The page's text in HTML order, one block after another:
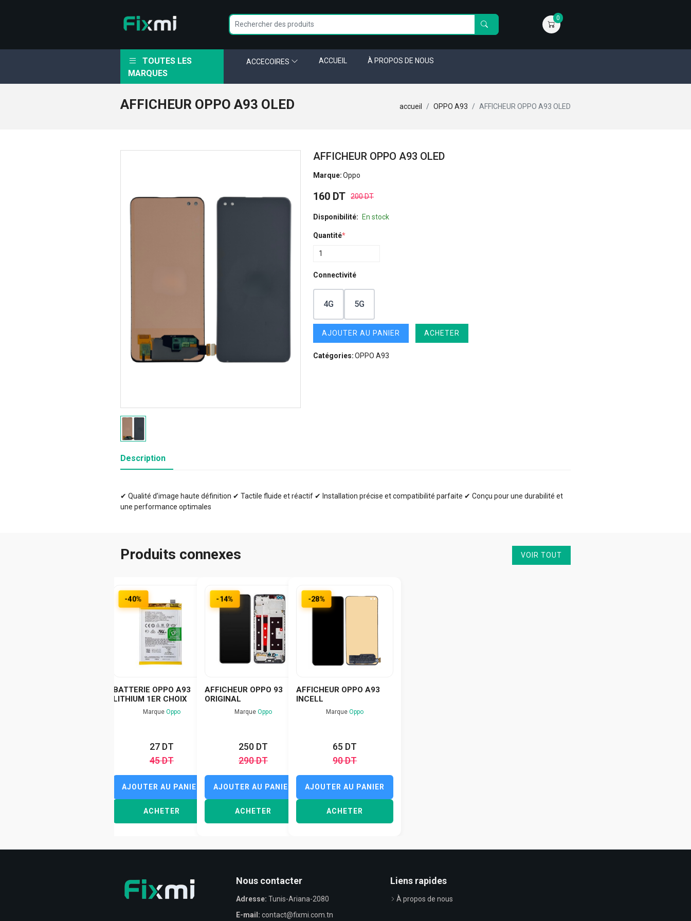
0
TOUTES LES
MARQUES
ACCECOIRES ACCUEIL À PROPOS DE NOUS
AFFICHEUR OPPO A93 OLED accueil OPPO A93 AFFICHEUR OPPO A93 OLED
AFFICHEUR OPPO A93 OLED
Marque:Oppo
160 DT 200 DT
Disponibilité: En stock
Quantité*
Connectivité
4G 5G
AJOUTER AU PANIER ACHETER
Catégories:OPPO A93
Description
✔ Qualité d’image haute définition ✔ Tactile fluide et réactif ✔ Installation précise et compatibilité parfaite ✔ Conçu pour une durabilité et
une performance optimales
Produits connexes VOIR TOUT
-40%
BATTERIE OPPO A93
LITHIUM 1ER CHOIX
Marque Oppo
27 DT
45 DT
AJOUTER AU PANIER
ACHETER
-14%
AFFICHEUR OPPO 93
ORIGINAL
Marque Oppo
250 DT
290 DT
AJOUTER AU PANIER
ACHETER
-28%
AFFICHEUR OPPO A93
INCELL
MarqueOppo
65 DT
90 DT
AJOUTER AU PANIER
ACHETER
Nous contacter
Adresse: Tunis-Ariana-2080
E-mail: contact@fixmi.com.tn
Liens rapides
À propos de nous